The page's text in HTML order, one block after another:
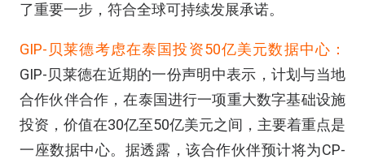
了重要一步，符合全球可持续发展承诺。
GIP-贝莱德考虑在泰国投资50亿美元数据中心：
GIP-贝莱德在近期的一份声明中表示，计划与当地
合作伙伴合作，在泰国进行一项重大数字基础设施
投资，价值在30亿至50亿美元之间，主要着重点是
一座数据中心。据透露，该合作伙伴预计将为CP-